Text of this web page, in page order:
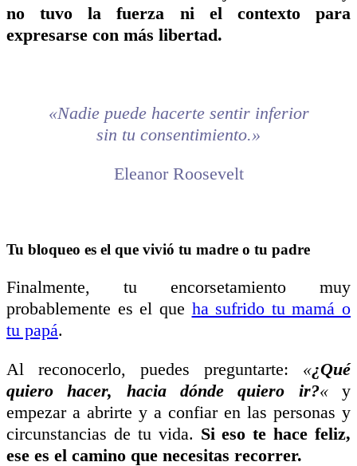
no tuvo la fuerza ni el contexto para
expresarse con más libertad.
«Nadie puede hacerte sentir inferior
sin tu consentimiento.»
Eleanor Roosevelt
Tu bloqueo es el que vivió tu madre o tu padre
Finalmente, tu encorsetamiento muy
probablemente es el que ha sufrido tu mamá o
tu papá.
Al reconocerlo, puedes preguntarte: «¿Qué
quiero hacer, hacia dónde quiero ir?«y
empezar a abrirte y a confiar en las personas y
circunstancias de tu vida. Si eso te hace feliz,
ese es el camino que necesitas recorrer.